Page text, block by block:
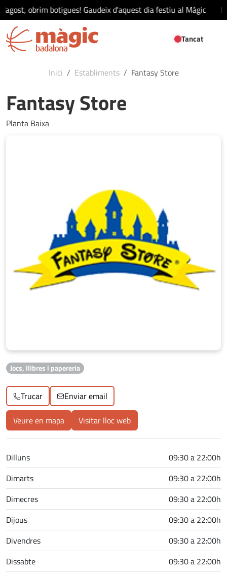
obrim botigues! Gaudeix d'aquest dia festiu al Màgic
Tancat
Inici Establiments Fantasy Store
Fantasy Store
Planta Baixa
Jocs, llibres i papereria
Trucar
Enviar email
Veure en mapa
Visitar lloc web
Dilluns
09:30 a 22:00h
Dimarts
09:30 a 22:00h
Dimecres
09:30 a 22:00h
Dijous
09:30 a 22:00h
Divendres
09:30 a 22:00h
Dissabte
09:30 a 22:00h